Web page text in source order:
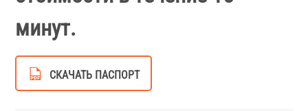
минут.
СКАЧАТЬ ПАСПОРТ